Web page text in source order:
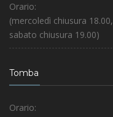
Orario:
(mercoledì chiusura 18.00,
sabato chiusura 19.00)
Tomba
Orario: